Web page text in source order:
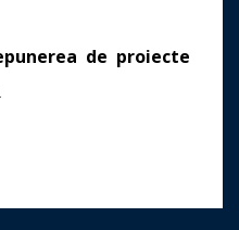
de proiecte
.
aceasta pagina